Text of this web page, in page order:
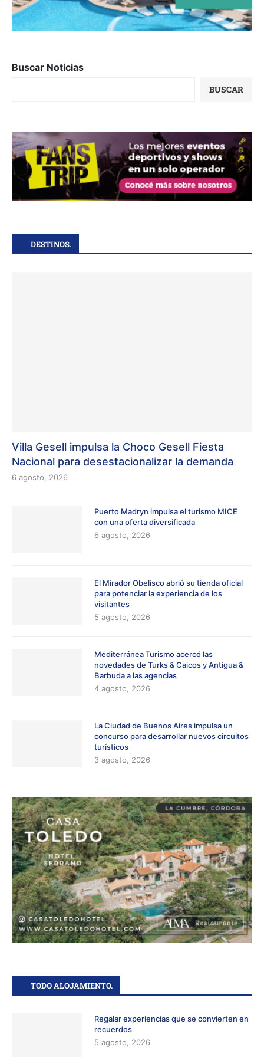
Buscar Noticias
BUSCAR
DESTINOS.
Villa Gesell impulsa la Choco Gesell Fiesta
Nacional para desestacionalizar la demanda
6 agosto, 2026
Puerto Madryn impulsa el turismo MICE
con una oferta diversificada
6 agosto, 2026
El Mirador Obelisco abrió su tienda oficial
para potenciar la experiencia de los
visitantes
5 agosto, 2026
Mediterránea Turismo acercó las
novedades de Turks & Caicos y Antigua &
Barbuda a las agencias
4 agosto, 2026
La Ciudad de Buenos Aires impulsa un
concurso para desarrollar nuevos circuitos
turísticos
3 agosto, 2026
TODO ALOJAMIENTO.
Regalar experiencias que se convierten en
recuerdos
5 agosto, 2026